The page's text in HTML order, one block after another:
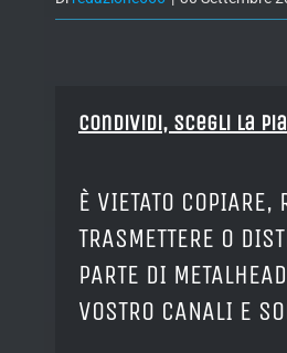
Condividi, Scegli la
È VIETATO
TRASMETTERE O
PARTE DI
VOSTRO CANALI E